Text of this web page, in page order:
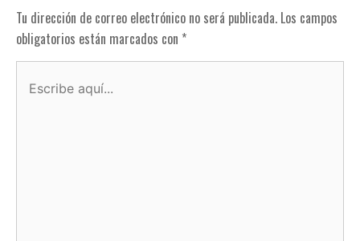
Tu dirección de correo electrónico no será publicada. Los campos
obligatorios están marcados con *
aquí...